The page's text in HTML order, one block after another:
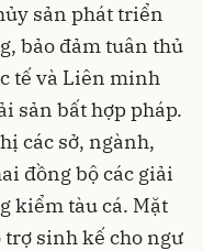
sản phát triển
bảo đảm tuân thủ
tế và Liên minh
sản bất hợp pháp.
các sở, ngành,
đồng bộ các giải
kiểm tàu cá. Mặt
sinh kế cho ngư